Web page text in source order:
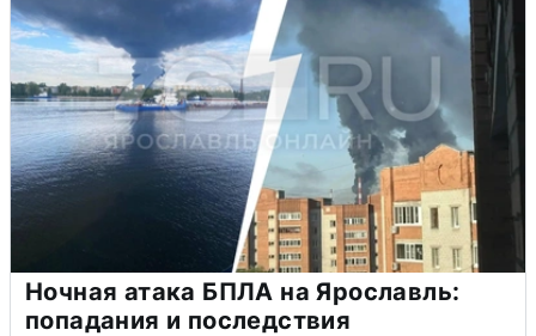
Ночная атака БПЛА на Ярославль:
попадания и последствия